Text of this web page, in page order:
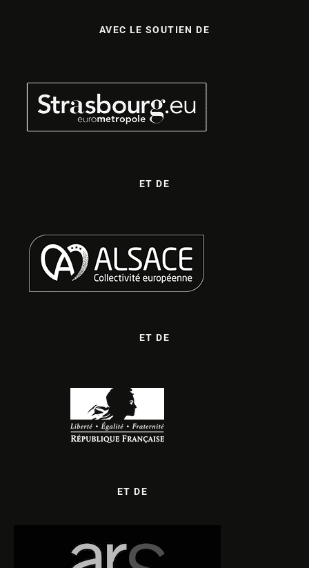
AVEC LE SOUTIEN DE
ET DE
ET DE
ET DE